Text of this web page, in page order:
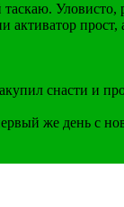
Уловисто,
прост,
снасти и
же день с